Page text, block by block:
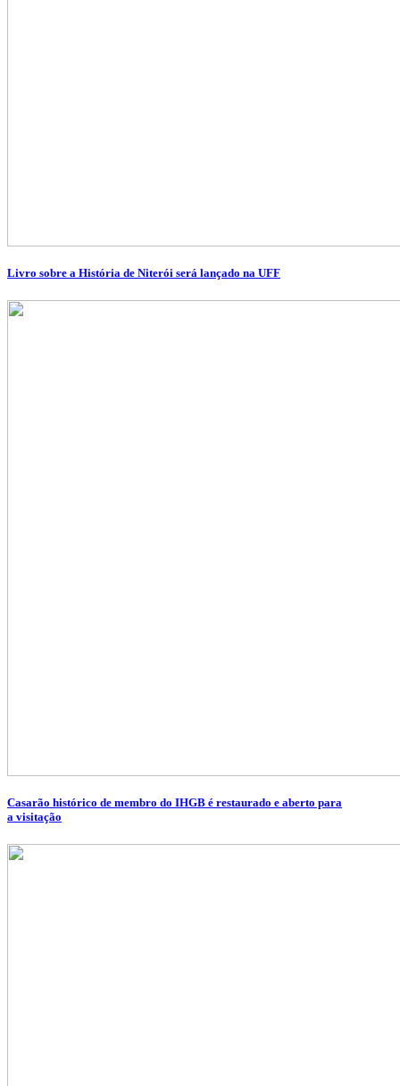
Livro sobre a História de Niterói será lançado na UFF
Casarão histórico de membro do IHGB é restaurado e aberto para
a visitação